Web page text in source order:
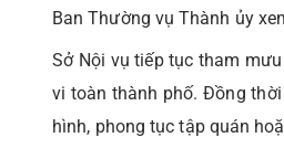
Ban Thường vụ Thành ủy
Sở Nội vụ tiếp tục tham
vi toàn thành phố. Đồng
hình, phong tục tập quán